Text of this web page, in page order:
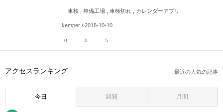
車検 , 整備工場 , 車検切れ , カレンダーアプリ
kemper / 2018-10-10
0 0 5
アクセスランキング 最近の人気の記事
今日 週間 月間